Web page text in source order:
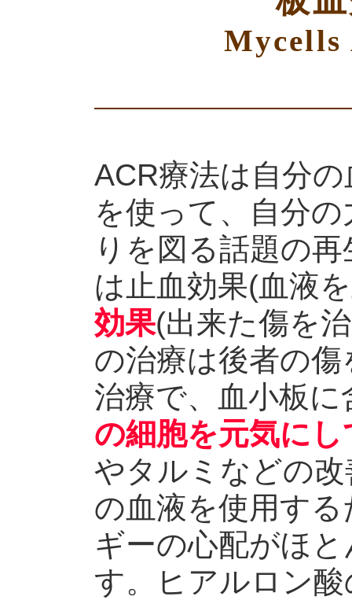
Mycells
ACR療法は自分
を使って、自分
りを図る話題の
は止血効果(血液
効果(出来た傷を
の治療は後者の
治療で、血小板に
の細胞を元気に
やタルミなどの
の血液を使用す
ギーの心配がほ
す。ヒアルロン